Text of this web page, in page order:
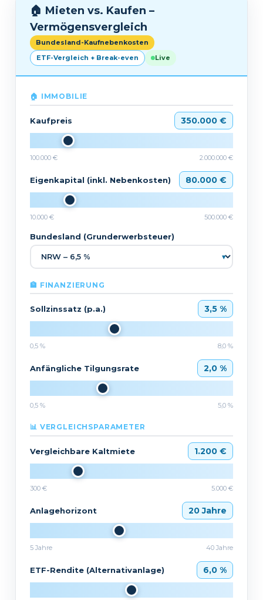
🏠 Mieten vs. Kaufen –
Vermögensvergleich
Bundesland-Kaufnebenkosten
ETF-Vergleich + Break-even
Live
🏠 IMMOBILIE
Kaufpreis 350.000 €
100.000 € 2.000.000 €
Eigenkapital (inkl. Nebenkosten) 80.000 €
10.000 € 500.000 €
Bundesland (Grunderwerbsteuer)
🏦 FINANZIERUNG
Sollzinssatz (p.a.) 3,5 %
0,5 % 8,0 %
Anfängliche Tilgungsrate 2,0 %
0,5 % 5,0 %
📊 VERGLEICHSPARAMETER
Vergleichbare Kaltmiete 1.200 €
300 € 5.000 €
Anlagehorizont 20 Jahre
5 Jahre 40 Jahre
ETF-Rendite (Alternativanlage) 6,0 %